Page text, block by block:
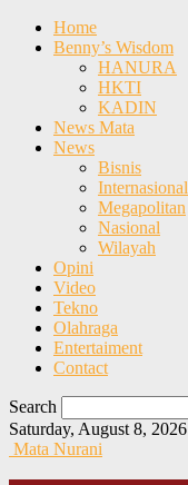
Home
Benny’s Wisdom
HANURA
HKTI
KADIN
News Mata
News
Bisnis
Internasional
Megapolitan
Nasional
Wilayah
Opini
Video
Tekno
Olahraga
Entertaiment
Contact
Search
Saturday, August 8, 2026
Mata Nurani